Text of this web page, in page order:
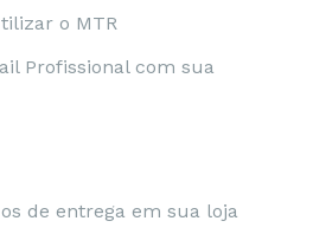
o MTR
Profissional com sua
de entrega em sua loja